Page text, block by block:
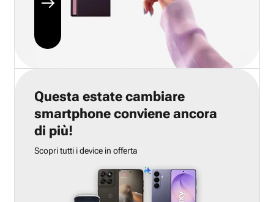
Questa estate cambiare
smartphone conviene ancora
di più!
Scopri tutti i device in offerta